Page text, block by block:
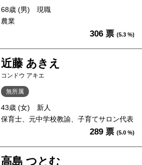
68歳 (男)
現職
農業
306 票 (5.3 %)
近藤 あきえ
コンドウ アキエ
無所属
43歳 (女)
新人
保育士、元中学校教諭、子育てサロン代表
289 票 (5.0 %)
高島 つとむ